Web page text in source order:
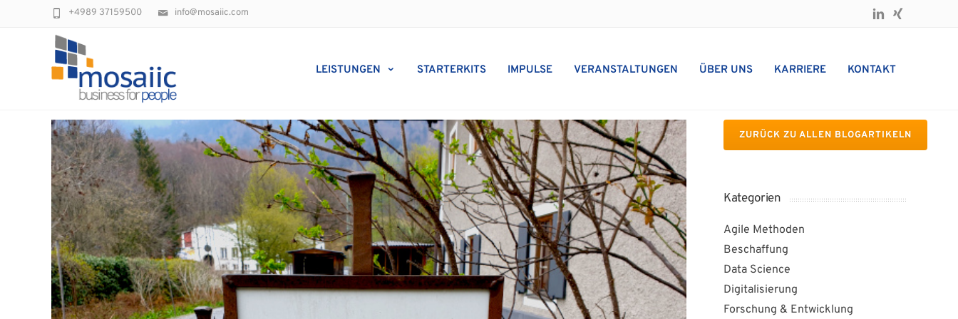
info@mosaiic.com
+4989 37159500
LEISTUNGEN STARTERKITS IMPULSE VERANSTALTUNGEN ÜBER UNS KARRIERE KONTAKT
Referenzen
ZURÜCK ZU ALLEN BLOGARTIKELN
Kategorien
Agile Methoden
Beschaffung
Data Science
Digitalisierung
Forschung & Entwicklung